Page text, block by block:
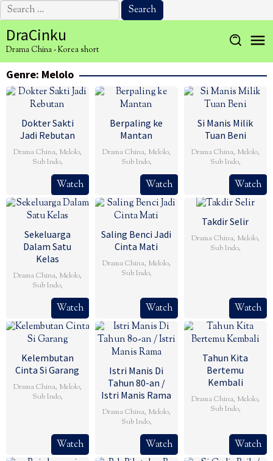
Search
for:
to
content
DraCinku
Drama China - Korea short
Genre: Melolo
Dokter Sakti
Jadi Rebutan
Drama China, Melolo,
Sub Indo,
Watch
Berpaling ke
Mantan
Drama China, Melolo,
Sub Indo,
Watch
Si Manis Milik
Tuan Beni
Drama China, Melolo,
Sub Indo,
Watch
Sekeluarga
Dalam Satu
Kelas
Drama China, Melolo,
Sub Indo,
Watch
Saling Benci Jadi
Cinta Mati
Drama China, Melolo,
Sub Indo,
Watch
Takdir Selir
Drama China, Melolo,
Sub Indo,
Watch
Kelembutan
Cinta Si Garang
Drama China, Melolo,
Sub Indo,
Watch
Istri Manis Di
Tahun 80-an /
Istri Manis Rama
Drama China, Melolo,
Sub Indo,
Watch
Tahun Kita
Bertemu
Kembali
Drama China, Melolo,
Sub Indo,
Watch